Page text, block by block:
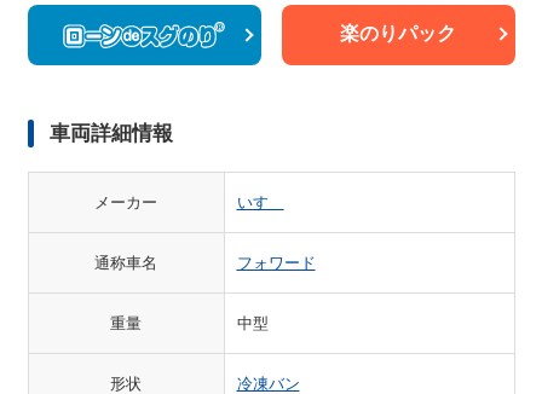
楽のりパック
車両詳細情報
メーカー いすゞ
通称車名 フォワード
重量 中型
形状 冷凍バン